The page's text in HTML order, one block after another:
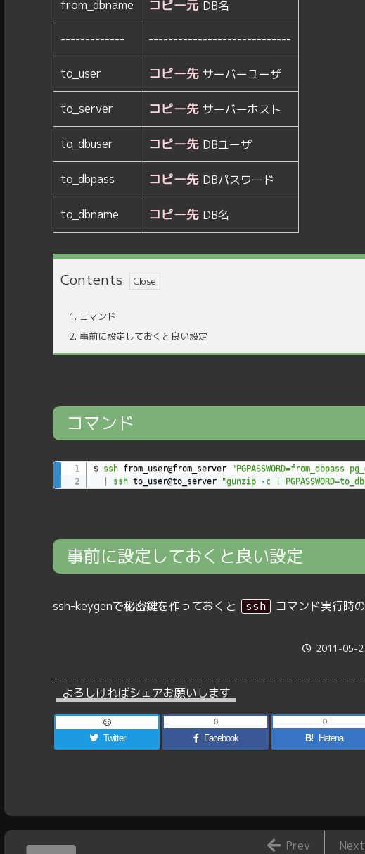
from_dbname コピー元 DB名
------------- -----------------------------
to_user コピー先 サーバーユーザ
to_server コピー先 サーバーホスト
to_dbuser コピー先 DBユーザ
to_dbpass コピー先 DBパスワード
to_dbname コピー先 DB名
Contents
1. コマンド
2. 事前に設定しておくと良い設定
コマンド
$ ssh from_user@from_server
ssh to_user@to_server "gunzip -c |
事前に設定しておくと良い設定
ssh-keygenで秘密鍵を作っておくと ssh コマンド実行時
2011-05-
よろしければシェアお願いします
Twitter Facebook
0
B! Hatena
0
Next
Prev